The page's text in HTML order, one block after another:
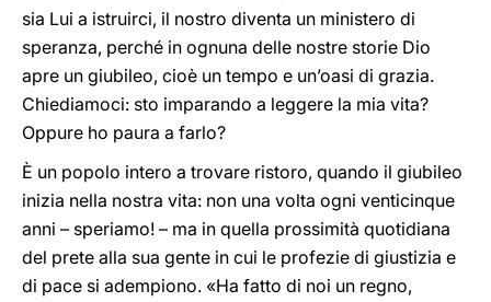
sia Lui a istruirci, il nostro diventa un ministero di
speranza, perché in ognuna delle nostre storie Dio
apre un giubileo, cioè un tempo e un’oasi di grazia.
Chiediamoci: sto imparando a leggere la mia vita?
Oppure ho paura a farlo?
È un popolo intero a trovare ristoro, quando il giubileo
inizia nella nostra vita: non una volta ogni venticinque
anni – speriamo! – ma in quella prossimità quotidiana
del prete alla sua gente in cui le profezie di giustizia e
di pace si adempiono. «Ha fatto di noi un regno,